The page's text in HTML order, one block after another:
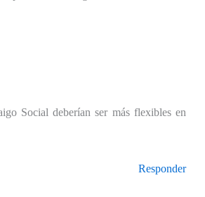
Social deberían ser más flexibles en
Responder